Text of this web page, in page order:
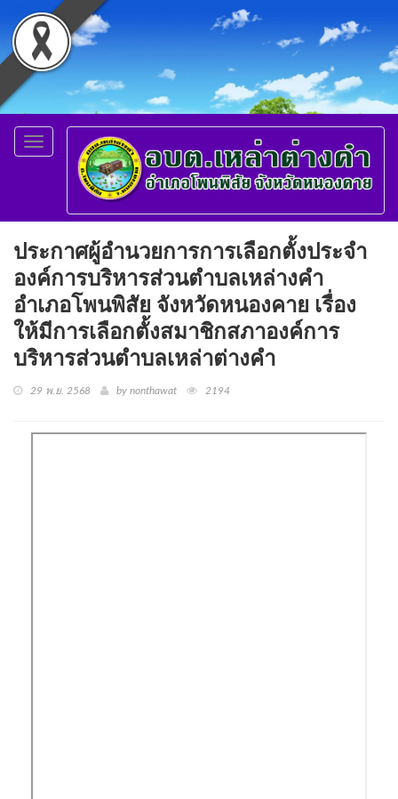
Toggle
navigation
ประกาศผู้อำนวยการการเลือกตั้งประจำ
องค์การบริหารส่วนตำบลเหล่างคำ
อำเภอโพนพิสัย จังหวัดหนองคาย เรื่อง
ให้มีการเลือกตั้งสมาชิกสภาองค์การ
บริหารส่วนตำบลเหล่าต่างคำ
29 พ.ย. 2568 by nonthawat 2194